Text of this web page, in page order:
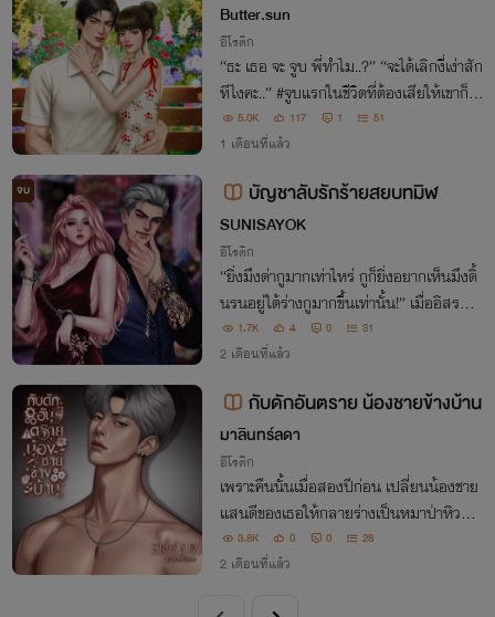
Butter.sun
อีโรติก
“ธะ เธอ จะ จูบ พี่ทำไม..?” “จะได้เลิกงี่เง่าสัก
ทีไงคะ..” #จูบแรกในชีวิตที่ต้องเสียให้เขาก็เพื่
อพิสูจน์ว่าเธอชอบผู้ชาย..
5.0K 117 1 51
1 เดือนที่แล้ว
จบ บัญชาลับรักร้ายสยบทมิฬ
SUNISAYOK
อีโรติก
“ยิ่งมึงด่ากูมากเท่าไหร่ กูก็ยิ่งอยากเห็นมึงดิ้
นรนอยู่ใต้ร่างกูมากขึ้นเท่านั้น!” เมื่ออิสรภา
พต้องแลกด้วยเรือนร่างเขาจึงใช้ความป่าเถื่อ
นพันธนาการเธอไว้แล้วทาสขัดดอกอย่างเธ
1.7K 4 0 31
2 เดือนที่แล้ว
กับดักอันตราย น้องชายข้างบ้าน
มาลินทร์ลดา
อีโรติก
เพราะคืนนั้นเมื่อสองปีก่อน เปลี่ยนน้องชาย
แสนดีของเธอให้กลายร่างเป็นหมาป่าหิวกระ
หายขนาดนี้ได้ยังไง ?! #น้องราล์ฟคนเฮี่ยน
#หมาเด็กของเอวา
3.8K 0 0 28
2 เดือนที่แล้ว